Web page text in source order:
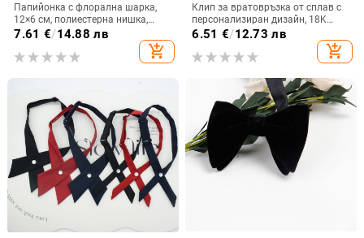
Папийонка с флорална шарка,
12×6 см, полиестерна нишка,
жакард
7.61 €/14.88 лв
add_shopping_cart
Клип за вратовръзка от сплав с
персонализиран дизайн, 18K
проба, бял кристал, щампована
обработка и лаково покритие
6.51 €/12.73 лв
add_shopping_cart